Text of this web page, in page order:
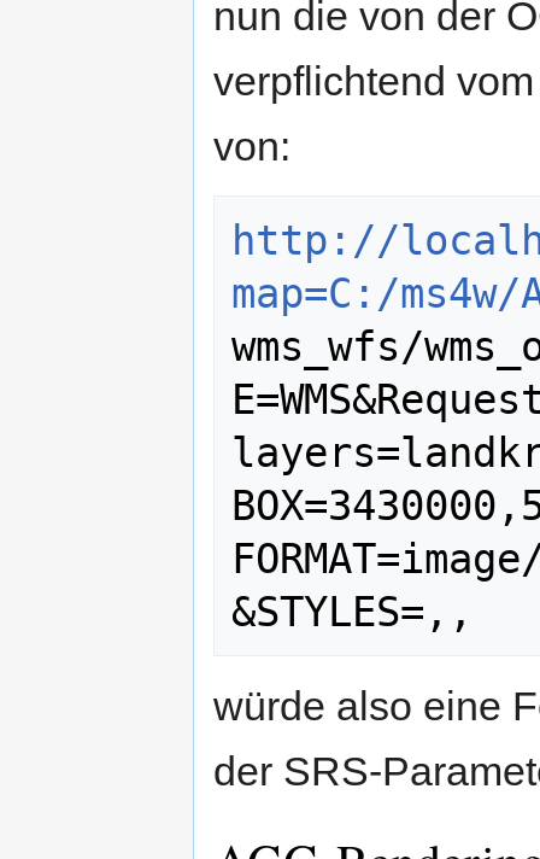
nun die von der
verpflichtend
von:
http://
map=C:/
wms_wfs/
würde also eine
der SRS-